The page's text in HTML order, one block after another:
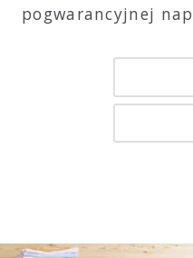
pogwarancyjnej